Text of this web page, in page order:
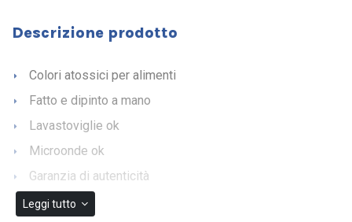
Descrizione prodotto
Colori atossici per alimenti
Fatto e dipinto a mano
Lavastoviglie ok
Microonde ok
Garanzia di autenticità
Leggi tutto